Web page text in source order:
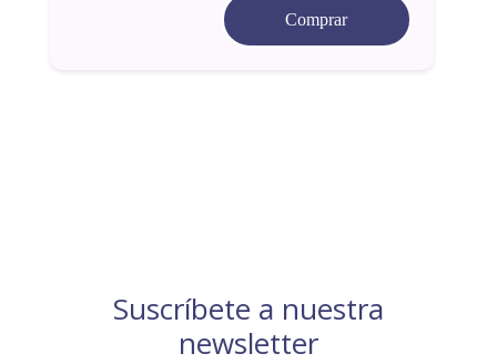
Comprar
Suscríbete a nuestra
newsletter